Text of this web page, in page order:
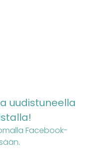
uudistuneella
Facebook-